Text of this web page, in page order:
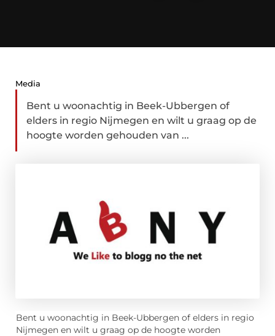
Media
Bent u woonachtig in Beek-Ubbergen of
elders in regio Nijmegen en wilt u graag op de
hoogte worden gehouden van ...
Bent u woonachtig in Beek-Ubbergen of elders in regio
Nijmegen en wilt u graag op de hoogte worden